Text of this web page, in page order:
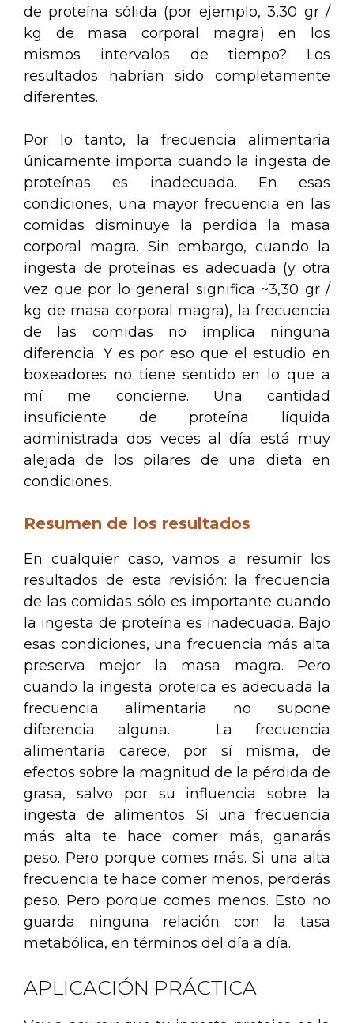
de proteína sólida (por ejemplo, 3,30 gr /
kg de masa corporal magra) en los
mismos intervalos de tiempo? Los
resultados habrían sido completamente
diferentes.
Por lo tanto, la frecuencia alimentaria
únicamente importa cuando la ingesta de
proteínas es inadecuada. En esas
condiciones, una mayor frecuencia en las
comidas disminuye la perdida la masa
corporal magra. Sin embargo, cuando la
ingesta de proteínas es adecuada (y otra
vez que por lo general significa ~3,30 gr /
kg de masa corporal magra), la frecuencia
de las comidas no implica ninguna
diferencia. Y es por eso que el estudio en
boxeadores no tiene sentido en lo que a
mí me concierne. Una cantidad
insuficiente de proteína líquida
administrada dos veces al día está muy
alejada de los pilares de una dieta en
condiciones.
Resumen de los resultados
En cualquier caso, vamos a resumir los
resultados de esta revisión: la frecuencia
de las comidas sólo es importante cuando
la ingesta de proteína es inadecuada. Bajo
esas condiciones, una frecuencia más alta
preserva mejor la masa magra. Pero
cuando la ingesta proteica es adecuada la
frecuencia alimentaria no supone
diferencia alguna. La frecuencia
alimentaria carece, por sí misma, de
efectos sobre la magnitud de la pérdida de
grasa, salvo por su influencia sobre la
ingesta de alimentos. Si una frecuencia
más alta te hace comer más, ganarás
peso. Pero porque comes más. Si una alta
frecuencia te hace comer menos, perderás
peso. Pero porque comes menos. Esto no
guarda ninguna relación con la tasa
metabólica, en términos del día a día.
APLICACIÓN PRÁCTICA